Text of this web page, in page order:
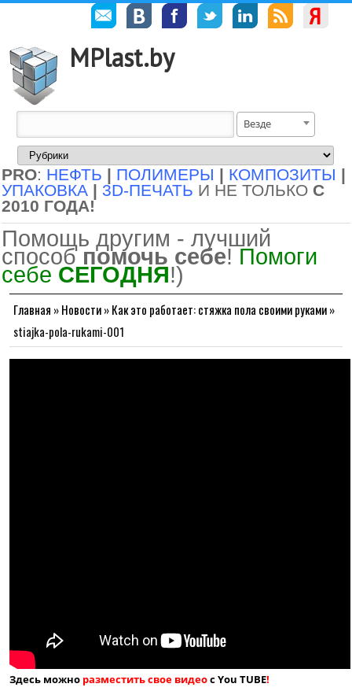
MPlast.by
Везде
PRO: НЕФТЬ | ПОЛИМЕРЫ | КОМПОЗИТЫ |
УПАКОВКА | 3D-ПЕЧАТЬ И НЕ ТОЛЬКО С
2010 ГОДА!
Помощь другим - лучший
способ помочь себе! Помоги
себе СЕГОДНЯ!)
Главная »Новости»Как это работает: стяжка пола своими руками»
stiajka-pola-rukami-001
Здесь можно разместить свое видеос You TUBE!